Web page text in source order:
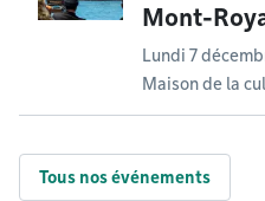
Mont-
Lundi 7
Maison de la
Tous nos événements